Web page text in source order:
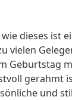
wie dieses ist
vielen
Geburtstag
gerahmt
und